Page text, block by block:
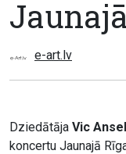
e-art.lv
Dziedātāja Vic
koncertu Jaunajā